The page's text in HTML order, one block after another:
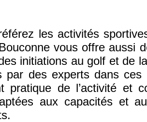
les activités
vous offre aussi
initiations au golf et de
par des experts dans ces
pratique de l’activité et
aux capacités et